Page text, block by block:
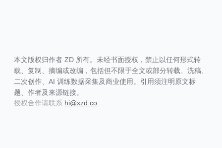
本文版权归作者 ZD 所有。未经书面授权，禁止以任何形式转
载、复制、摘编或改编，包括但不限于全文或部分转载、洗稿、
二次创作、AI 训练数据采集及商业使用。引用须注明原文标
题、作者及来源链接。
授权合作请联系 hi@xzd.co